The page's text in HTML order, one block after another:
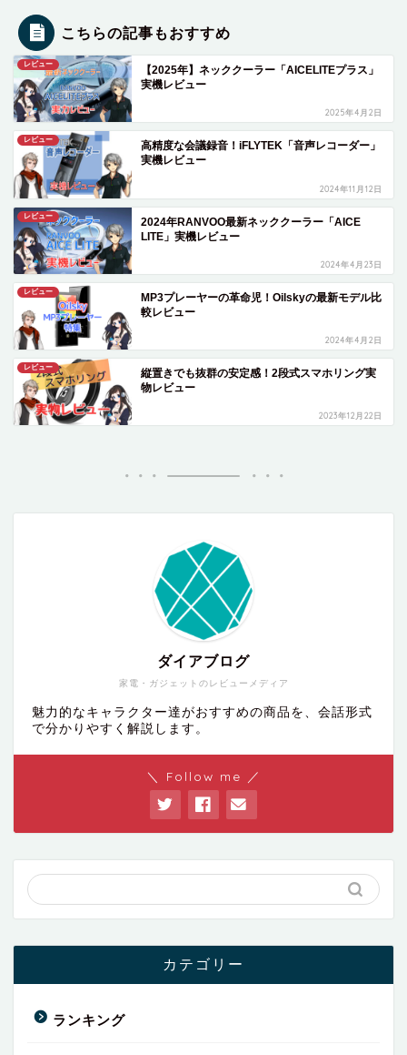
こちらの記事もおすすめ
レビュー
【2025年】ネッククーラー「AICELITEプラス」
実機レビュー
2025年4月2日
レビュー
高精度な会議録音！iFLYTEK「音声レコーダー」
実機レビュー
2024年11月12日
レビュー
2024年RANVOO最新ネッククーラー「AICE
LITE」実機レビュー
2024年4月23日
レビュー
MP3プレーヤーの革命児！Oilskyの最新モデル比
較レビュー
2024年4月2日
レビュー
縦置きでも抜群の安定感！2段式スマホリング実
物レビュー
2023年12月22日
家電・ガジェットのレビューメディア
ダイアブログ
魅力的なキャラクター達がおすすめの商品を、会話形式
で分かりやすく解説します。
＼ Follow me ／
カテゴリー
ランキング